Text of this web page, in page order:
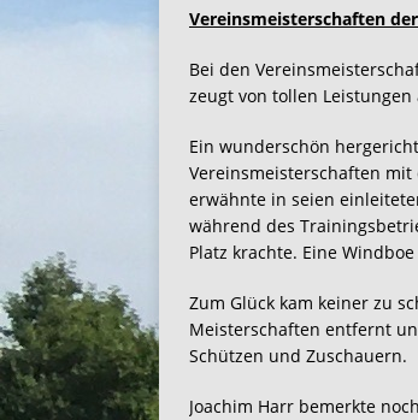
Vereinsmeisterschaften
Bei den
zeugt von tollen
Ein wunderschön
Vereinsmeisterschaften
erwähnte in seien
während des
Platz krachte. Eine
Zum Glück kam keiner zu
Meisterschaften entfernt
Schützen und Zuschauern.
Joachim Harr bemerkte